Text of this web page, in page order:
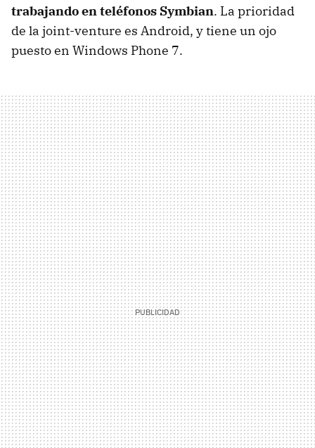
trabajando en teléfonos Symbian. La prioridad
de la joint-venture es Android, y tiene un ojo
puesto en Windows Phone 7.